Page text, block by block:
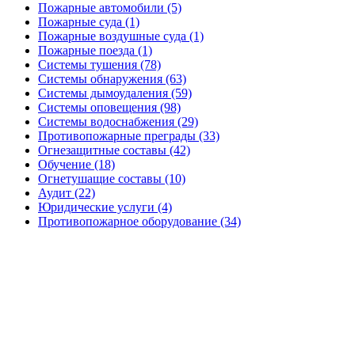
Пожарные автомобили (5)
Пожарные суда (1)
Пожарные воздушные суда (1)
Пожарные поезда (1)
Системы тушения (78)
Системы обнаружения (63)
Системы дымоудаления (59)
Системы оповещения (98)
Системы водоснабжения (29)
Противопожарные преграды (33)
Огнезащитные составы (42)
Обучение (18)
Огнетушащие составы (10)
Аудит (22)
Юридические услуги (4)
Противопожарное оборудование (34)